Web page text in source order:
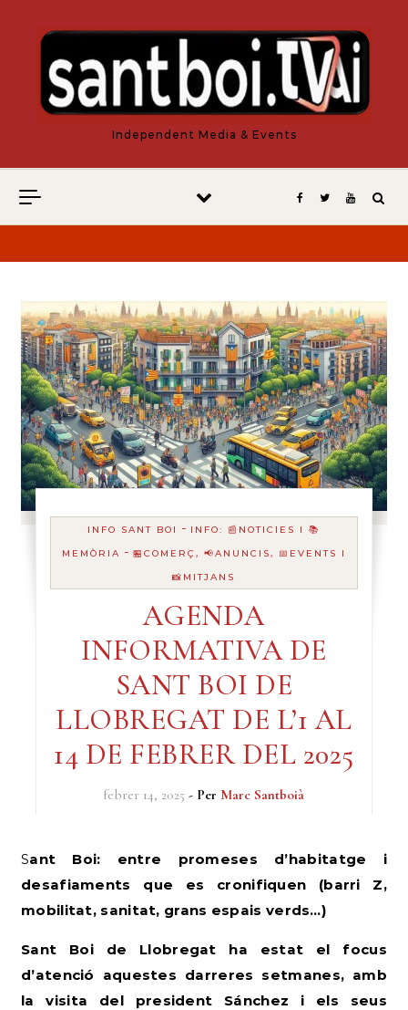
Independent Media & Events
INFO SANT BOI - INFO: 📰NOTICIES I 📚
MEMÒRIA - 🏪COMERÇ, 📢ANUNCIS, 📅EVENTS I
📸MITJANS
AGENDA
INFORMATIVA DE
SANT BOI DE
LLOBREGAT DE L’1 AL
14 DE FEBRER DEL 2025
febrer 14, 2025 - Per Marc Santboià
Sant Boi: entre promeses d’habitatge i
desafiaments que es cronifiquen (barri Z,
mobilitat, sanitat, grans espais verds…)
Sant Boi de Llobregat ha estat el focus
d’atenció aquestes darreres setmanes, amb
la visita del president Sánchez i els seus